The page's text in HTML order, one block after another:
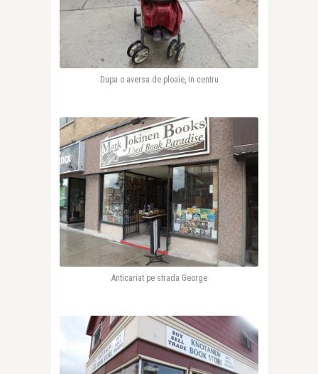
Dupa o aversa de ploaie, in centru
Anticariat pe strada George